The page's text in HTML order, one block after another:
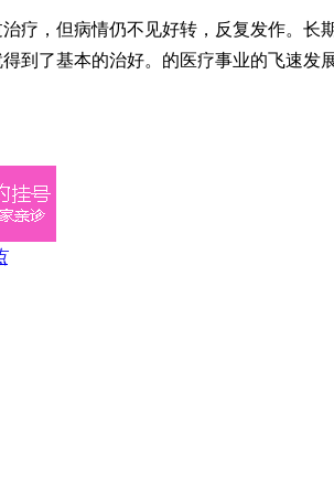
疗，但病情仍不见好转，反复发作。
到了基本的治好。的医疗事业的飞速